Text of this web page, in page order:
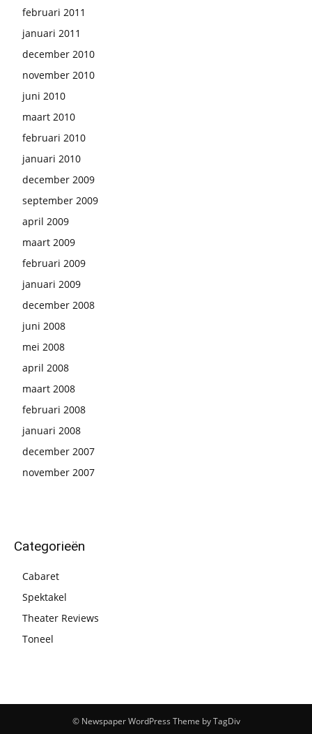
februari 2011
januari 2011
december 2010
november 2010
juni 2010
maart 2010
februari 2010
januari 2010
december 2009
september 2009
april 2009
maart 2009
februari 2009
januari 2009
december 2008
juni 2008
mei 2008
april 2008
maart 2008
februari 2008
januari 2008
december 2007
november 2007
Categorieën
Cabaret
Spektakel
Theater Reviews
Toneel
© Newspaper WordPress Theme by TagDiv